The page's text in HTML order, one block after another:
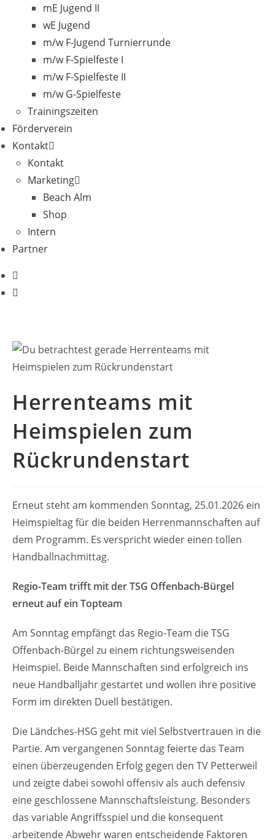
mE Jugend II
wE Jugend
m/w F-Jugend Turnierrunde
m/w F-Spielfeste I
m/w F-Spielfeste II
m/w G-Spielfeste
Trainingszeiten
Förderverein
Kontakt
Kontakt
Marketing
Beach Alm
Shop
Intern
Partner
Herrenteams mit
Heimspielen zum
Rückrundenstart
Erneut steht am kommenden Sonntag, 25.01.2026 ein
Heimspieltag für die beiden Herrenmannschaften auf
dem Programm. Es verspricht wieder einen tollen
Handballnachmittag.
Regio-Team trifft mit der TSG Offenbach-Bürgel
erneut auf ein Topteam
Am Sonntag empfängt das Regio-Team die TSG
Offenbach-Bürgel zu einem richtungsweisenden
Heimspiel. Beide Mannschaften sind erfolgreich ins
neue Handballjahr gestartet und wollen ihre positive
Form im direkten Duell bestätigen.
Die Ländches-HSG geht mit viel Selbstvertrauen in die
Partie. Am vergangenen Sonntag feierte das Team
einen überzeugenden Erfolg gegen den TV Petterweil
und zeigte dabei sowohl offensiv als auch defensiv
eine geschlossene Mannschaftsleistung. Besonders
das variable Angriffsspiel und die konsequent
arbeitende Abwehr waren entscheidende Faktoren